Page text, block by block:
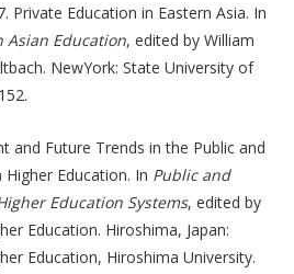
Private Education in Eastern Asia. In
Asian Education, edited by William
NewYork: State University of
and Future Trends in the Public and
Education. In Public and
Education Systems, edited by
Education. Hiroshima, Japan:
Education, Hiroshima University.